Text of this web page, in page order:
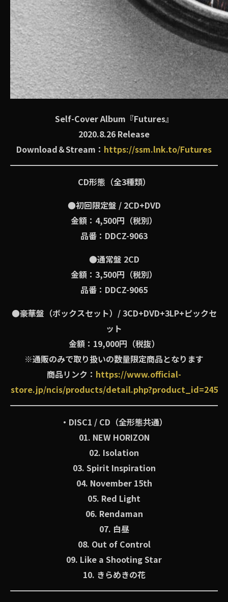
Self-Cover Album『Futures』
2020.8.26 Release
Download＆Stream： https://ssm.lnk.to/Futures
CD形態（全3種類）
●初回限定盤 / 2CD+DVD
金額：4,500円（税別）
品番：DDCZ-9063
●通常盤 2CD
金額：3,500円（税別）
品番：DDCZ-9065
●豪華盤（ボックスセット）/ 3CD+DVD+3LP+ピックセ
ット
金額：19,000円（税抜）
※通販のみで取り扱いの数量限定商品となります
商品リンク： https://www.official-
store.jp/ncis/products/detail.php?product_id=245
・DISC1 / CD（全形態共通）
01. NEW HORIZON
02. Isolation
03. Spirit Inspiration
04. November 15th
05. Red Light
06. Rendaman
07. 白昼
08. Out of Control
09. Like a Shooting Star
10. きらめきの花